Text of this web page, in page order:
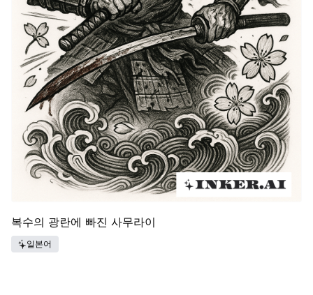
복수의 광란에 빠진 사무라이
일본어